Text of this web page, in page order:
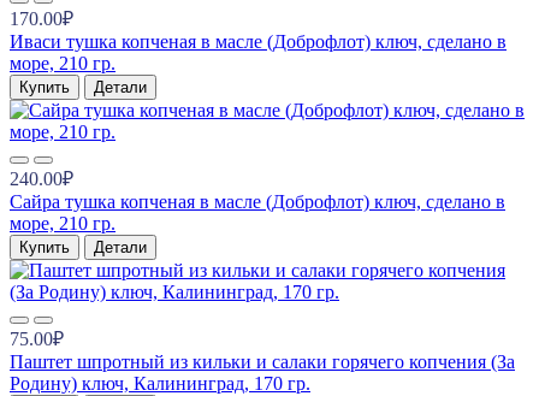
170.00₽
Иваси тушка копченая в масле (Доброфлот) ключ, сделано в
море, 210 гр.
Купить Детали
240.00₽
Сайра тушка копченая в масле (Доброфлот) ключ, сделано в
море, 210 гр.
Купить Детали
75.00₽
Паштет шпротный из кильки и салаки горячего копчения (За
Родину) ключ, Калининград, 170 гр.